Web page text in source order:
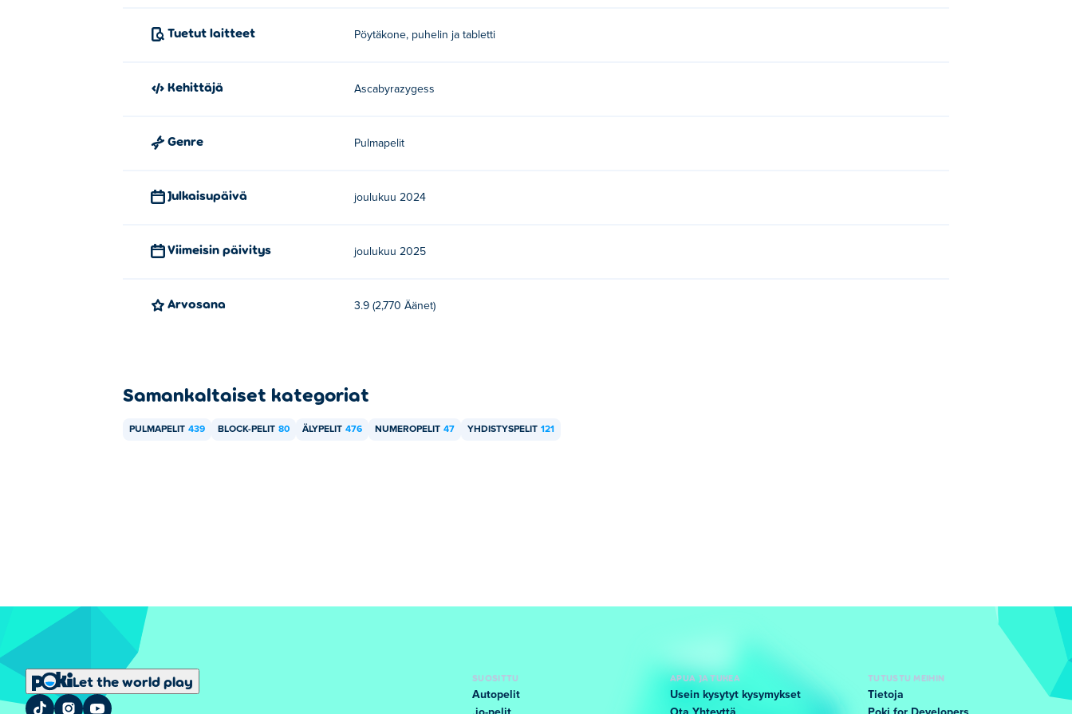
Voit pelata Blocky Mergea ilmaiseksi Poki.
Blocky Mergea voi pelata tietokoneellasi ja mobiililaitteilla, kuten puhelimilla ja tableteilla.
Tuetut laitteet Pöytäkone, puhelin ja tabletti
Kehittäjä Ascabyrazygess
Genre Pulmapelit
Julkaisupäivä joulukuu 2024
Viimeisin päivitys joulukuu 2025
Arvosana 3.9 (2,770 Äänet)
Samankaltaiset kategoriat
PULMAPELIT 439 BLOCK-PELIT 80 ÄLYPELIT 476 NUMEROPELIT 47 YHDISTYSPELIT 121
Let the world play
SUOSITTU
Autopelit
APUA JA TUKEA
Usein kysytyt kysymykset
TUTUSTU MEIHIN
Tietoja